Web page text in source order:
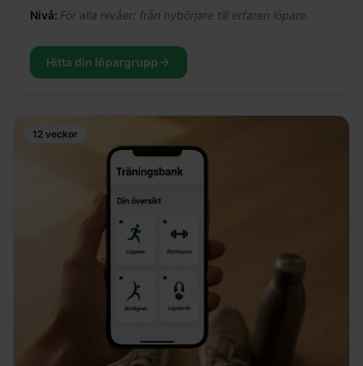
Nivå: För alla nivåer: från nybörjare till erfaren löpare.
Hitta din löpargrupp
12 veckor